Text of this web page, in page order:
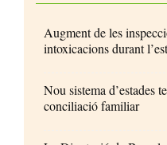
Augment de les
intoxicacions durant
Nou sistema d’estades
conciliació familiar